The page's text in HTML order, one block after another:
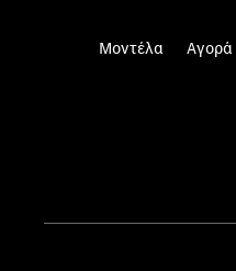
Μοντέλα Αγορά